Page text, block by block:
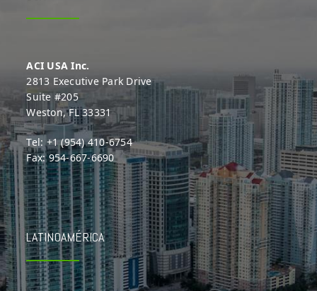
ACI USA Inc.
2813 Executive Park Drive
Suite #205
Weston, FL 33331
Tel: +1 (954) 410-6754
Fax: 954-667-6690
LATINOAMÉRICA